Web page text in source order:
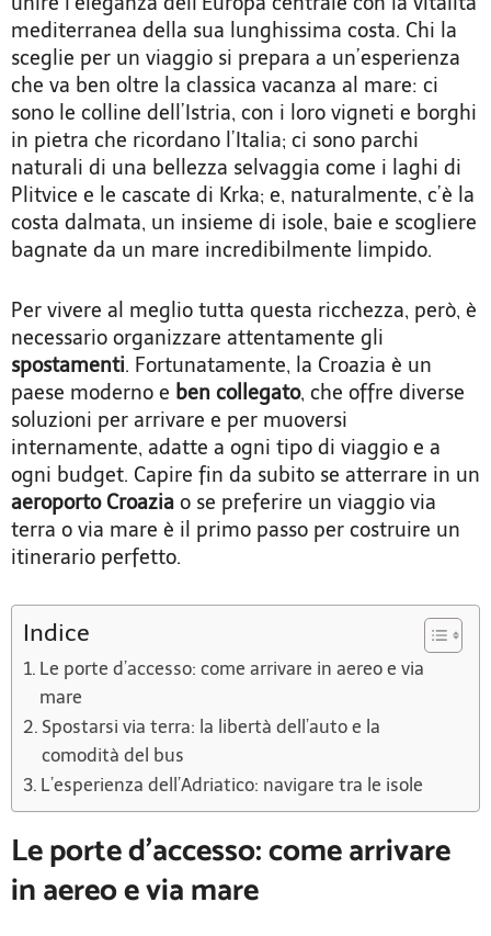
mediterranea della sua lunghissima costa. Chi la
sceglie per un viaggio si prepara a un’esperienza
che va ben oltre la classica vacanza al mare: ci
sono le colline dell’Istria, con i loro vigneti e borghi
in pietra che ricordano l’Italia; ci sono parchi
naturali di una bellezza selvaggia come i laghi di
Plitvice e le cascate di Krka; e, naturalmente, c’è la
costa dalmata, un insieme di isole, baie e scogliere
bagnate da un mare incredibilmente limpido.
Per vivere al meglio tutta questa ricchezza, però, è
necessario organizzare attentamente gli
spostamenti. Fortunatamente, la Croazia è un
paese moderno e ben collegato, che offre diverse
soluzioni per arrivare e per muoversi
internamente, adatte a ogni tipo di viaggio e a
ogni budget. Capire fin da subito se atterrare in un
aeroporto Croazia o se preferire un viaggio via
terra o via mare è il primo passo per costruire un
itinerario perfetto.
Indice
Le porte d’accesso: come arrivare in aereo e via
mare
Spostarsi via terra: la libertà dell’auto e la
comodità del bus
L’esperienza dell’Adriatico: navigare tra le isole
Le porte d’accesso: come arrivare
in aereo e via mare